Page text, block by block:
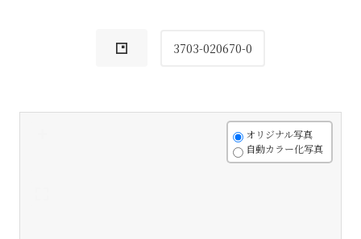
3703-020670-0
オリジナル写真
自動カラー化写真